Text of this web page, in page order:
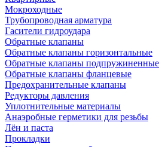
Мокроходные
Трубопроводная арматура
Гасители гидроудара
Обратные клапаны
Обратные клапаны горизонтальные
Обратные клапаны подпружиненные
Обратные клапаны фланцевые
Предохранительные клапаны
Редукторы давления
Уплотнительные материалы
Анаэробные герметики для резьбы
Лён и паста
Прокладки